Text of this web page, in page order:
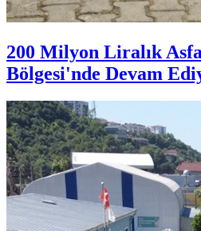
200 Milyon Liralık
Bölgesi'nde Devam